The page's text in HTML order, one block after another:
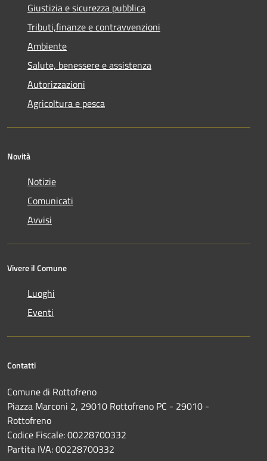
Giustizia e sicurezza pubblica
Tributi,finanze e contravvenzioni
Ambiente
Salute, benessere e assistenza
Autorizzazioni
Agricoltura e pesca
Novità
Notizie
Comunicati
Avvisi
Vivere il Comune
Luoghi
Eventi
Contatti
Comune di Rottofreno
Piazza Marconi 2, 29010 Rottofreno PC - 29010 -
Rottofreno
Codice Fiscale: 00228700332
Partita IVA: 00228700332